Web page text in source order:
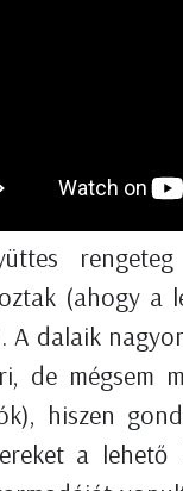
(ahogy a
A dalaik
de mégsem
hiszen
a